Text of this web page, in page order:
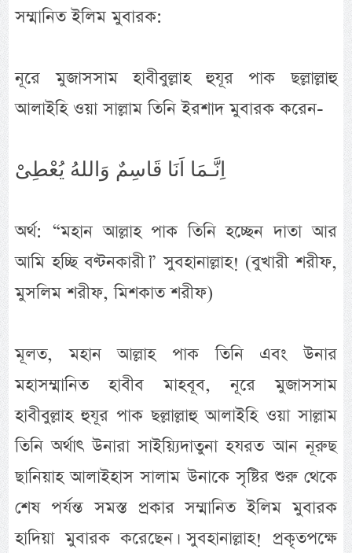
সম্মানিত ইলিম মুবারক:
নূরে মুজাসসাম হাবীবুল্লাহ হুযূর পাক ছল্লাল্লাহু
আলাইহি ওয়া সাল্লাম তিনি ইরশাদ মুবারক করেন-
اِنَّـمَا اَنَا قَاسِمٌ وَاللهُ يُعْطِىْ
অর্থ: “মহান আল্লাহ পাক তিনি হচ্ছেন দাতা আর
আমি হচ্ছি বণ্টনকারী।” সুবহানাল্লাহ! (বুখারী শরীফ,
মুসলিম শরীফ, মিশকাত শরীফ)
মূলত, মহান আল্লাহ পাক তিনি এবং উনার
মহাসম্মানিত হাবীব মাহবূব, নূরে মুজাসসাম
হাবীবুল্লাহ হুযূর পাক ছল্লাল্লাহু আলাইহি ওয়া সাল্লাম
তিনি অর্থাৎ উনারা সাইয়্যিদাতুনা হযরত আন নূরুছ
ছানিয়াহ আলাইহাস সালাম উনাকে সৃষ্টির শুরু থেকে
শেষ পর্যন্ত সমস্ত প্রকার সম্মানিত ইলিম মুবারক
হাদিয়া মুবারক করেছেন। সুবহানাল্লাহ! প্রকৃতপক্ষে